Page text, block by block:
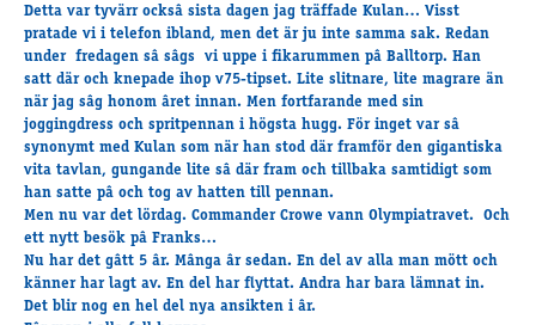
Om travskolan
Samarbetspartners
Licenskurser
Kursutbud och Aktiviteter
Ungdoms­stipendium
Ledningsgrupp
Kontakt
Detta var tyvärr ocksâ sista dagen jag träffade Kulan… Visst
pratade vi i telefon ibland, men det är ju inte samma sak. Redan
under fredagen sâ sâgs vi uppe i fikarummen pâ Balltorp. Han
satt där och knepade ihop v75-tipset. Lite slitnare, lite magrare än
när jag sâg honom âret innan. Men fortfarande med sin
joggingdress och spritpennan i högsta hugg. För inget var sâ
synonymt med Kulan som när han stod där framför den gigantiska
vita tavlan, gungande lite sâ där fram och tillbaka samtidigt som
han satte pâ och tog av hatten till pennan.
Men nu var det lördag. Commander Crowe vann Olympiatravet. Och
ett nytt besök pâ Franks…
Nu har det gâtt 5 âr. Mânga âr sedan. En del av alla man mött och
känner har lagt av. En del har flyttat. Andra har bara lämnat in.
Det blir nog en hel del nya ansikten i âr.